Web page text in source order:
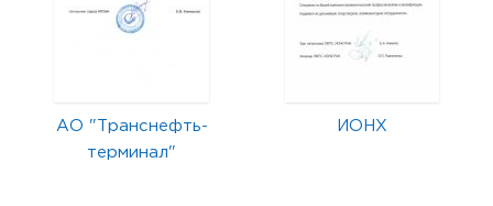
АО "Транснефть-
терминал"
ИОНХ